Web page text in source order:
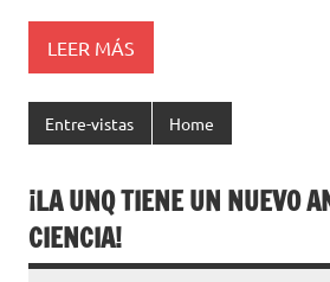
LEER MÁS
Entre-vistas Home
¡LA UNQ TIENE UN NUEVO
CIENCIA!